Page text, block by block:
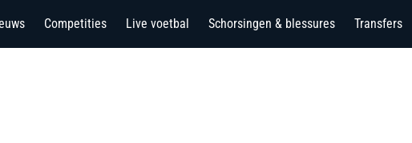
Competities Live voetbal Schorsingen & blessures Transfers